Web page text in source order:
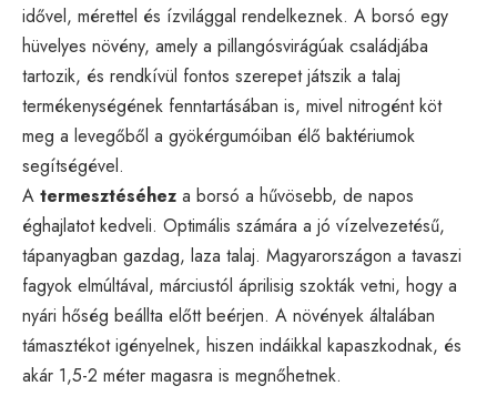
idővel, mérettel és ízvilággal rendelkeznek. A borsó egy
hüvelyes növény, amely a pillangósvirágúak családjába
tartozik, és rendkívül fontos szerepet játszik a talaj
termékenységének fenntartásában is, mivel nitrogént köt
meg a levegőből a gyökérgumóiban élő baktériumok
segítségével.
A termesztéséhez a borsó a hűvösebb, de napos
éghajlatot kedveli. Optimális számára a jó vízelvezetésű,
tápanyagban gazdag, laza talaj. Magyarországon a tavaszi
fagyok elmúltával, márciustól áprilisig szokták vetni, hogy a
nyári hőség beállta előtt beérjen. A növények általában
támasztékot igényelnek, hiszen indáikkal kapaszkodnak, és
akár 1,5-2 méter magasra is megnőhetnek.